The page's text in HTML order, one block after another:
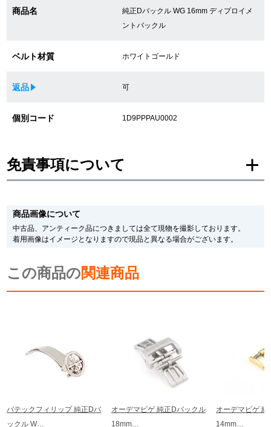
腕時計サイズ調整サービス
店舗取り寄せサービス
買取専門サロン
75%以上保証！中古商品高価買戻し
修理・メンテナンスをご希望の方
オーバーホールについて
商品画像について
中古品、アンティーク品につきましては全て現物を撮影しております。
着用画像はイメージとなりますので現品と異なる場合がございます。
この商品の関連商品
パテックフィリップ 純正Dバ
ックル W…
オーデマピゲ 純正Dバックル
18mm…
オーデマピゲ 純
14mm…
商品名
純正Dバックル WG 16mm ディプロイメ
ントバックル
ベルト材質 ホワイトゴールド
返品 可
個別コード 1D9PPPAU0002
免責事項について